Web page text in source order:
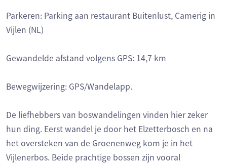
Parkeren: Parking aan restaurant Buitenlust, Camerig in
Vijlen (NL)
Gewandelde afstand volgens GPS: 14,7 km
Bewegwijzering: GPS/Wandelapp.
De liefhebbers van boswandelingen vinden hier zeker
hun ding. Eerst wandel je door het Elzetterbosch en na
het oversteken van de Groenenweg kom je in het
Vijlenerbos. Beide prachtige bossen zijn vooral